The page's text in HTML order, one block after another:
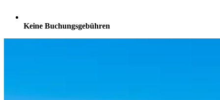
Keine Buchungsgebühren